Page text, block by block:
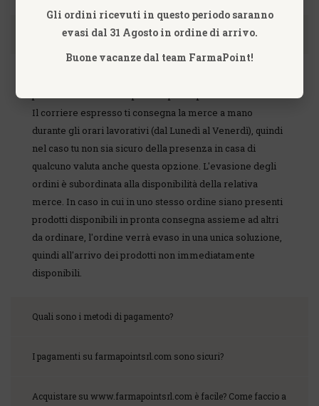
Q: Quando riceverò i prodotti che ho richiesto?
Il corriere espresso ti consegna la merce a mano
durante gli orari lavorativi (dal Lunedì al Venerdì), quindi
nel caso tu non sia sicuro della presenza in casa di
qualcuno valuta anche questa opzione. L'evasione degli
ordini è subordinata alla disponibilità della relativa
merce. In caso in cui in uno stesso ordine siano presenti
prodotti disponibili in pronta consegna assieme ad altri
da ordinare, l'ordine verrà evaso in una unica soluzione,
quindi all'arrivo dei prodotti non immediatamente
disponibili.
Quali sono i metodi di pagamento?
I pagamenti su farmapointsrl.com sono sicuri?
Acquistare su www.farmapointsrl.com è facile? Come faccio a
Gli ordini ricevuti in questo periodo saranno
evasi dal 31 Agosto in ordine di arrivo.
Buone vacanze dal team FarmaPoint!